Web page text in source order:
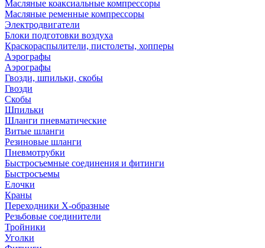
Масляные коаксиальные компрессоры
Масляные ременные компрессоры
Электродвигатели
Блоки подготовки воздуха
Краскораспылители, пистолеты, хопперы
Аэрографы
Аэрографы
Гвозди, шпильки, скобы
Гвозди
Скобы
Шпильки
Шланги пневматические
Витые шланги
Резиновые шланги
Пневмотрубки
Быстросъемные соединения и фитинги
Быстросъемы
Елочки
Краны
Переходники Х-образные
Резьбовые соединители
Тройники
Уголки